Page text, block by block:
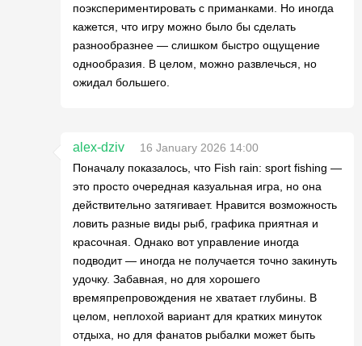
поэкспериментировать с приманками. Но иногда
кажется, что игру можно было бы сделать
разнообразнее — слишком быстро ощущение
однообразия. В целом, можно развлечься, но
ожидал большего.
alex-dziv
16 January 2026 14:00
Поначалу показалось, что Fish rain: sport fishing —
это просто очередная казуальная игра, но она
действительно затягивает. Нравится возможность
ловить разные виды рыб, графика приятная и
красочная. Однако вот управление иногда
подводит — иногда не получается точно закинуть
удочку. Забавная, но для хорошего
времяпрепровождения не хватает глубины. В
целом, неплохой вариант для кратких минуток
отдыха, но для фанатов рыбалки может быть